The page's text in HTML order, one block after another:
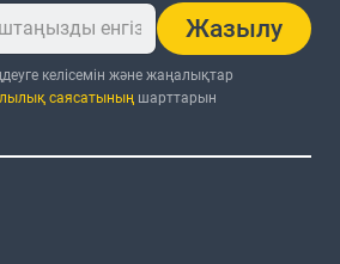
Жазылу
келісемін және жаңалықтар
саясатының шарттарын